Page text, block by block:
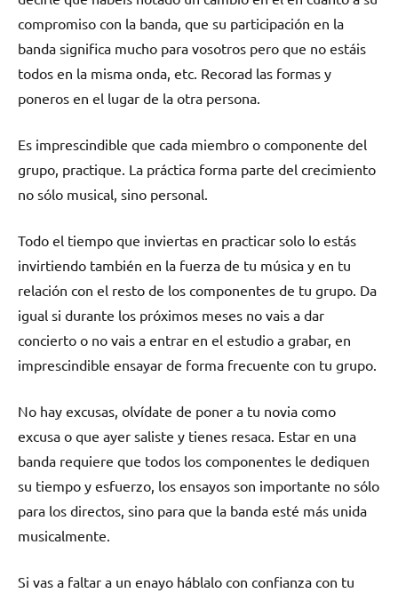
compromiso con la banda, que su participación en la
banda significa mucho para vosotros pero que no estáis
todos en la misma onda, etc. Recorad las formas y
poneros en el lugar de la otra persona.
Es imprescindible que cada miembro o componente del
grupo, practique. La práctica forma parte del crecimiento
no sólo musical, sino personal.
Todo el tiempo que inviertas en practicar solo lo estás
invirtiendo también en la fuerza de tu música y en tu
relación con el resto de los componentes de tu grupo. Da
igual si durante los próximos meses no vais a dar
concierto o no vais a entrar en el estudio a grabar, en
imprescindible ensayar de forma frecuente con tu grupo.
No hay excusas, olvídate de poner a tu novia como
excusa o que ayer saliste y tienes resaca. Estar en una
banda requiere que todos los componentes le dediquen
su tiempo y esfuerzo, los ensayos son importante no sólo
para los directos, sino para que la banda esté más unida
musicalmente.
Si vas a faltar a un enayo háblalo con confianza con tu